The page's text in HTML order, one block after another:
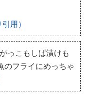
用）
っこもしば漬けも
のフライにめっちゃ